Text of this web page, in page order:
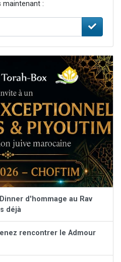
maintenant :
Dinner d'hommage au Rav
déjà
rencontrer le Admour